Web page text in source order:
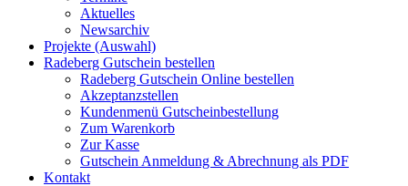
Aktuelles
Newsarchiv
Projekte (Auswahl)
Radeberg Gutschein bestellen
Radeberg Gutschein Online bestellen
Akzeptanzstellen
Kundenmenü Gutscheinbestellung
Zum Warenkorb
Zur Kasse
Gutschein Anmeldung & Abrechnung als PDF
Kontakt